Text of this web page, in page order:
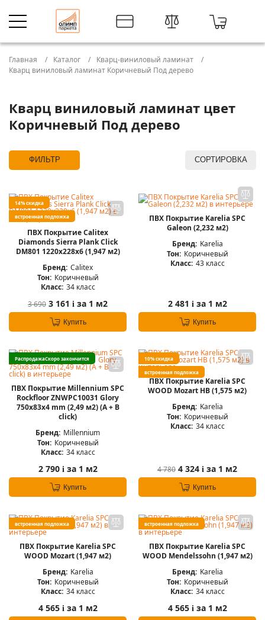
Главная Каталог
Кварц-виниловый ламинат
Кварц виниловый ламинат Коричневый Под дерево
Кварц виниловый ламинат цвет
Коричневый Под дерево
ФИЛЬТР СОРТИРОВКА
14% скидка
встроенная подложка
ПВХ Покрытие Calitex
Diamonds Sierra Plank Click
DM801 1220x228x6 (1,947 м2)
Бренд: Calitex
Тон: Коричневый
Класс: 34 класс
3 690 3 161 i за 1 м2
Купить
ПВХ Покрытие Karelia SPC
Galeon (2,232 м2)
Бренд: Karelia
Тон: Коричневый
Класс: 43 класс
2 481 iза 1 м2
Купить
РаспродажаСкоро закончится
ПВХ Покрытие Millennium SPC
Rockfloor ZNWPC10031 Glory
750х83х4 mm (2,49 м2) (А + B
click)
Бренд: Millennium
Тон: Коричневый
Класс: 34 класс
2 790 iза 1 м2
Купить
10% скидка
встроенная подложка
ПВХ Покрытие Karelia SPC
WOOD Mozart HB (1,575 м2)
Бренд: Karelia
Тон: Коричневый
Класс: 34 класс
4 780 4 324 i за 1 м2
Купить
встроенная подложка
ПВХ Покрытие Karelia SPC
WOOD Mozart (1,947 м2)
Бренд: Karelia
Тон: Коричневый
Класс: 34 класс
4 565 iза 1 м2
встроенная подложка
ПВХ Покрытие Karelia SPC
WOOD Mendelssohn (1,947 м2)
Бренд: Karelia
Тон: Коричневый
Класс: 34 класс
4 565 iза 1 м2